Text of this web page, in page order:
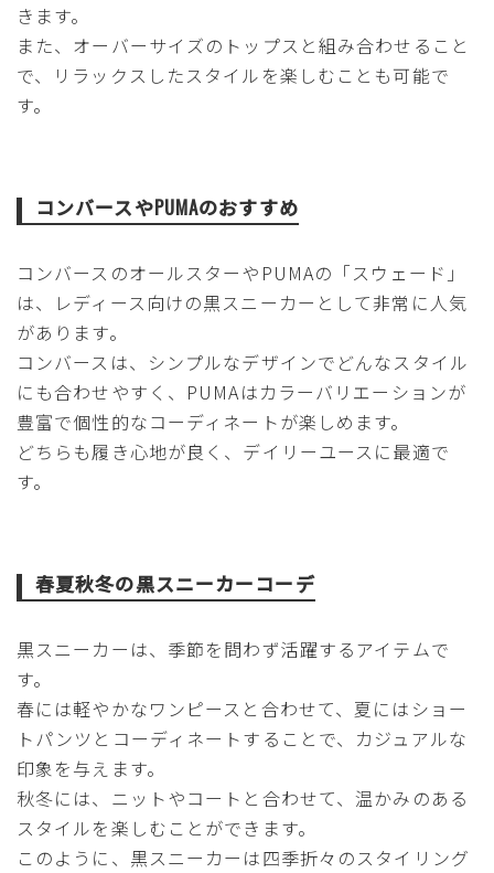
きます。
また、オーバーサイズのトップスと組み合わせること
で、リラックスしたスタイルを楽しむことも可能で
す。
コンバースやPUMAのおすすめ
コンバースのオールスターやPUMAの「スウェード」
は、レディース向けの黒スニーカーとして非常に人気
があります。
コンバースは、シンプルなデザインでどんなスタイル
にも合わせやすく、PUMAはカラーバリエーションが
豊富で個性的なコーディネートが楽しめます。
どちらも履き心地が良く、デイリーユースに最適で
す。
春夏秋冬の黒スニーカーコーデ
黒スニーカーは、季節を問わず活躍するアイテムで
す。
春には軽やかなワンピースと合わせて、夏にはショー
トパンツとコーディネートすることで、カジュアルな
印象を与えます。
秋冬には、ニットやコートと合わせて、温かみのある
スタイルを楽しむことができます。
このように、黒スニーカーは四季折々のスタイリング